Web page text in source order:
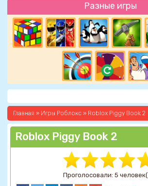
Разные игры
Главная » Игры Роблокс » Roblox Piggy Book 2
Roblox Piggy Book 2
Проголосовали: 5